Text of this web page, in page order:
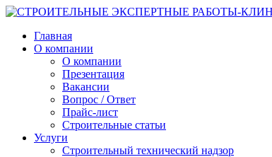
Главная
О компании
О компании
Презентация
Вакансии
Вопрос / Ответ
Прайс-лист
Строительные статьи
Услуги
Строительный технический надзор